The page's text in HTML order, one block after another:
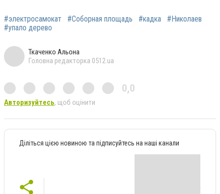
#электросамокат #Соборная площадь #кадка
#Николаев
#упало дерево
Ткаченко Альона
Головна редакторка 0512.ua
0,0
Авторизуйтесь, щоб оцінити
Діліться цією новиною та підписуйтесь на наші канали